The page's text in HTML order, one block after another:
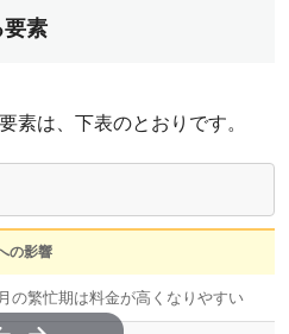
要素
素は、下表のとおりです。
の影響
の繁忙期は料金が高くなりやすい